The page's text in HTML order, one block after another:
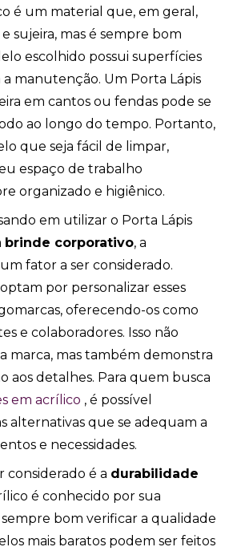
é um material que, em geral,
sujeira, mas é sempre bom
escolhido possui superfícies
a manutenção. Um Porta Lápis
em cantos ou fendas pode se
ao longo do tempo. Portanto,
que seja fácil de limpar,
espaço de trabalho
organizado e higiênico.
em utilizar o Porta Lápis
brinde corporativo, a
fator a ser considerado.
por personalizar esses
oferecendo-os como
e colaboradores. Isso não
marca, mas também demonstra
aos detalhes. Para quem busca
em acrílico , é possível
alternativas que se adequam a
e necessidades.
considerado é a durabilidade
é conhecido por sua
sempre bom verificar a qualidade
mais baratos podem ser feitos